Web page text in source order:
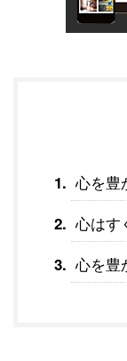
心を豊
心はす
心を豊